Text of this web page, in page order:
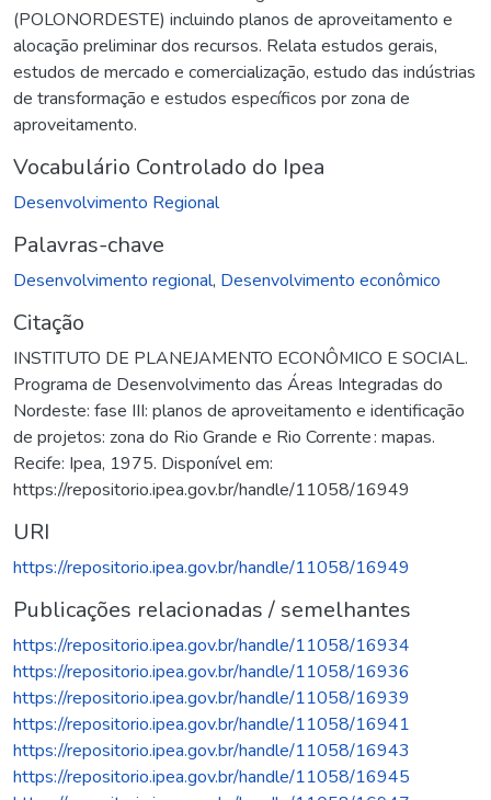
(POLONORDESTE) incluindo planos de aproveitamento e
alocação preliminar dos recursos. Relata estudos gerais,
estudos de mercado e comercialização, estudo das indústrias
de transformação e estudos específicos por zona de
aproveitamento.
Vocabulário Controlado do Ipea
Desenvolvimento Regional
Palavras-chave
Desenvolvimento regional, Desenvolvimento econômico
Citação
INSTITUTO DE PLANEJAMENTO ECONÔMICO E SOCIAL.
Programa de Desenvolvimento das Áreas Integradas do
Nordeste: fase III: planos de aproveitamento e identificação
de projetos: zona do Rio Grande e Rio Corrente : mapas.
Recife: Ipea, 1975. Disponível em:
https://repositorio.ipea.gov.br/handle/11058/16949
URI
https://repositorio.ipea.gov.br/handle/11058/16949
Publicações relacionadas / semelhantes
https://repositorio.ipea.gov.br/handle/11058/16934
https://repositorio.ipea.gov.br/handle/11058/16936
https://repositorio.ipea.gov.br/handle/11058/16939
https://repositorio.ipea.gov.br/handle/11058/16941
https://repositorio.ipea.gov.br/handle/11058/16943
https://repositorio.ipea.gov.br/handle/11058/16945